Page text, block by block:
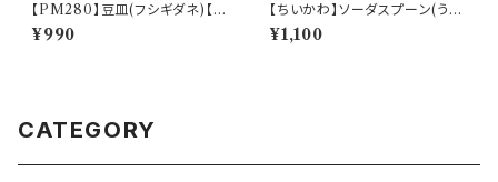
【PM280】豆皿(フシギダネ)【D
aily Sketch】PM281-333
¥990
【ちいかわ】ソーダスプーン(うさ
ぎ)【CKW40】CKW43-850
¥1,100
CATEGORY